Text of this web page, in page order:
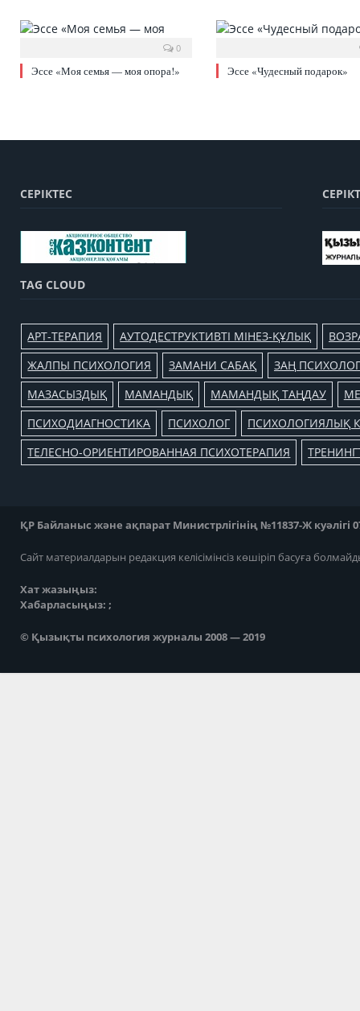
0
Эссе «Моя семья — моя опора!» Эссе «Чудесный подарок»
СЕРІКТЕС
TAG CLOUD
АРТ-ТЕРАПИЯ АУТОДЕСТРУКТИВТІ МІНЕЗ-ҚҰЛЫҚ
ЖАЛПЫ ПСИХОЛОГИЯ
ЗАМАНИ САБАҚ
ЗАҢ
МАЗАСЫЗДЫҚ
МАМАНДЫҚ МАМАНДЫҚ ТАҢДАУ
ПСИХОДИАГНОСТИКА
ПСИХОЛОГ
ПСИХОЛОГИЯЛЫҚ
ТЕЛЕСНО-ОРИЕНТИРОВАННАЯ ПСИХОТЕРАПИЯ
ҚР Байланыс және ақпарат Министрлігінің №11837-Ж куәлігі
Сайт материалдарын редакция келісімінсіз көшіріп басуға
Хат жазыңыз:
Хабарласыңыз: ;
© Қызықты психология журналы 2008 — 2019